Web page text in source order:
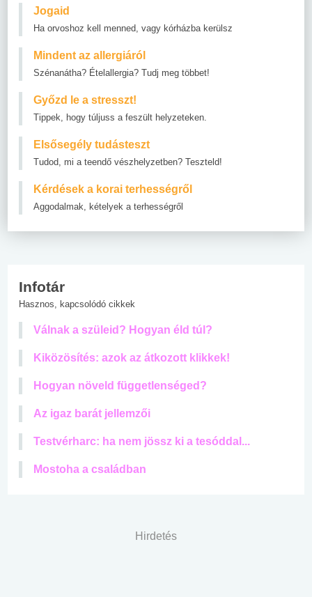
Jogaid
Ha orvoshoz kell menned, vagy kórházba kerülsz
Mindent az allergiáról
Szénanátha? Ételallergia? Tudj meg többet!
Győzd le a stresszt!
Tippek, hogy túljuss a feszült helyzeteken.
Elsősegély tudásteszt
Tudod, mi a teendő vészhelyzetben? Teszteld!
Kérdések a korai terhességről
Aggodalmak, kételyek a terhességről
Infotár
Hasznos, kapcsolódó cikkek
Válnak a szüleid? Hogyan éld túl?
Kiközösítés: azok az átkozott klikkek!
Hogyan növeld függetlenséged?
Az igaz barát jellemzői
Testvérharc: ha nem jössz ki a tesóddal...
Mostoha a családban
Hirdetés